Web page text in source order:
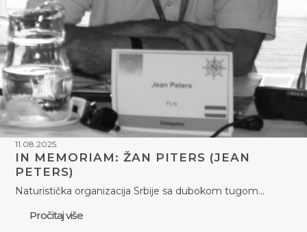
11.08.2025.
IN MEMORIAM: ŽAN PITERS (JEAN
PETERS)
Naturistička organizacija Srbije sa dubokom tugom…
Pročitaj više